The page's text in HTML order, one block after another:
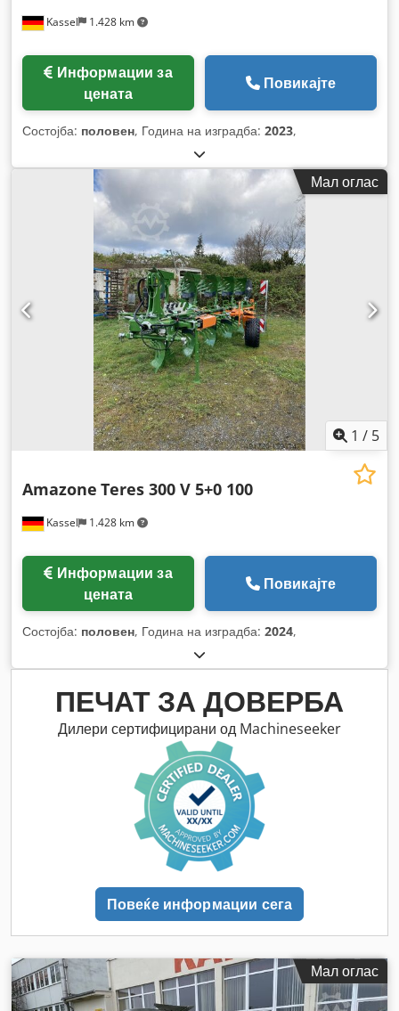
Kassel 1.428 km
цената
Повикајте
Состојба: половен, Година на изградба: 2023,
Мал оглас
1 / 5
Kassel 1.428 km
Amazone Teres 300 V 5+0 100
цената
Повикајте
Состојба: половен, Година на изградба: 2024,
ПЕЧАТ ЗА ДОВЕРБА
Дилери сертифицирани од Machineseeker
Повеќе информации сега
Мал оглас